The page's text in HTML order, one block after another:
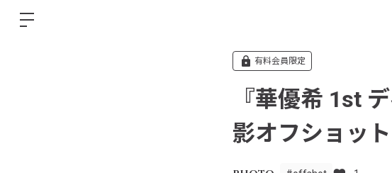
有料会員限定
『華優希 1st
影オフショット